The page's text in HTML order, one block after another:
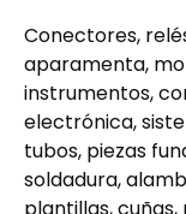
Conectores,
aparamenta,
instrumentos,
electrónica,
tubos, piezas
soldadura,
plantillas, cuñas,